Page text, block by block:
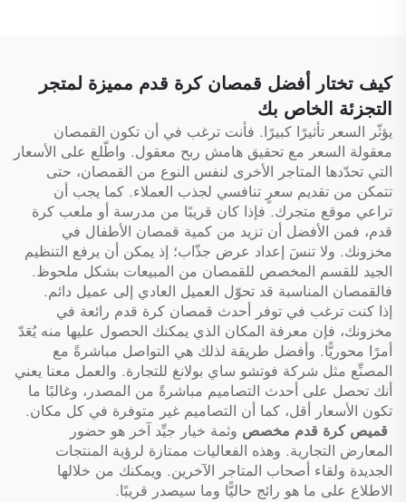
كيف تختار أفضل قمصان كرة قدم مميزة لمتجر
التجزئة الخاص بك
يؤثّر السعر تأثيرًا كبيرًا. فأنت ترغب في أن تكون القمصان
معقولة السعر مع تحقيق هامش ربح معقول. واطّلع على الأسعار
التي تحدّدها المتاجر الأخرى لنفس النوع من القمصان، حتى
تتمكن من تقديم سعرٍ تنافسي لجذب العملاء. كما يجب أن
تراعي موقع متجرك. فإذا كان قريبًا من مدرسة أو ملعب كرة
قدم، فمن الأفضل أن تزيد من كمية قمصان الأطفال في
مخزونك. ولا تنسَ إعداد عرض جذّاب؛ إذ يمكن أن يرفع التنظيم
الجيد للقسم المخصص للقمصان من المبيعات بشكل ملحوظ.
فالقمصان المناسبة قد تحوّل العميل العادي إلى عميل دائم.
إذا كنت ترغب في توفر أحدث قمصان كرة قدم رائعة في
مخزونك، فإن معرفة المكان الذي يمكنك الحصول عليها منه يُعَدّ
أمرًا محوريًّا. وأفضل طريقة لذلك هي التواصل مباشرةً مع
المصنِّع مثل شركة فوتشو ساي بولانغ للتجارة. والعمل معنا يعني
أنك تحصل على أحدث التصاميم مباشرةً من المصدر، وغالبًا ما
تكون الأسعار أقل، كما أن التصاميم غير متوفرة في كل مكان.
قميص كرة قدم مخصص وثمة خيار جيِّد آخر هو حضور
المعارض التجارية. وهذه الفعاليات ممتازة لرؤية المنتجات
الجديدة ولقاء أصحاب المتاجر الآخرين. ويمكنك من خلالها
الاطلاع على ما هو رائج حاليًّا وما سيصدر قريبًا.